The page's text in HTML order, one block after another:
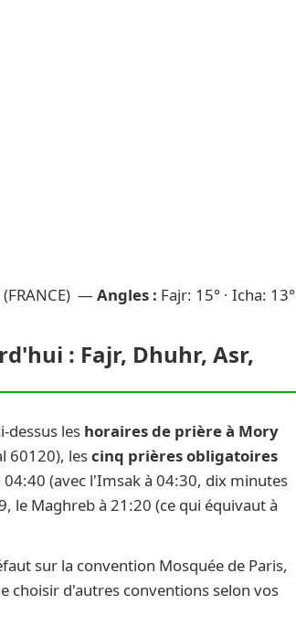
(FRANCE) — Angles : Fajr: 15° · Icha: 13°
: Fajr, Dhuhr, Asr,
dessus les horaires de prière à Mory
60120), lescinq prières obligatoires
(avec l'Imsak à 04:30, dix minutes
le Maghreb à 21:20 (ce qui équivaut à
sur la convention Mosquée de Paris,
choisir d'autres conventions selon vos